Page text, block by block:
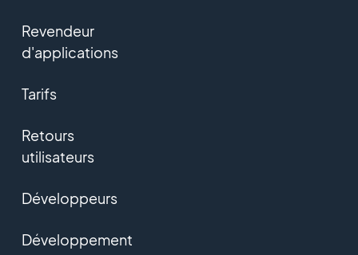
Revendeur
d'applications
Tarifs
Retours
utilisateurs
Développeurs
Développement